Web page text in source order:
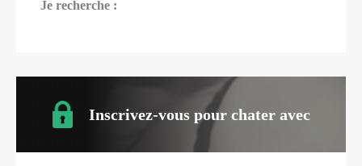
Je recherche :
Inscrivez-vous pour chater avec